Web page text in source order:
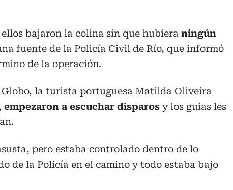
bajaron la colina sin que hubiera ningún
fuente de la Policía Civil de Río, que informó
de la operación.
Globo, la turista portuguesa Matilda Oliveira
empezaron a escuchar disparos y los guías les
pero estaba controlado dentro de lo
de la Policía en el camino y todo estaba bajo